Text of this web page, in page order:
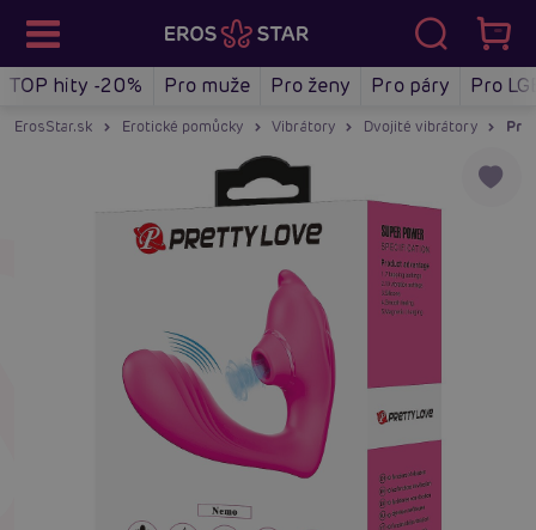
TOP hity -20% Pro muže Pro ženy Pro páry Pro
ErosStar.sk Erotické pomůcky Vibrátory Dvojité vibrátory